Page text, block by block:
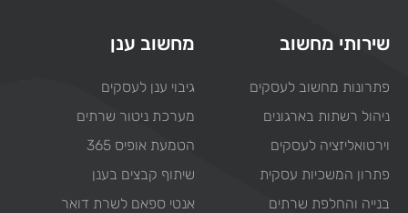
שירותי מחשוב
פתרונות מחשוב לעסקים
ניהול רשתות בארגונים
וירטואליזציה לעסקים
פתרון המשכיות עסקית
בנייה והחלפת שרתים
מחשוב ענן
גיבוי ענן לעסקים
מערכת ניטור שרתים
הטמעת אופיס 365
שיתוף קבצים בענן
אנטי ספאם לשרת דואר